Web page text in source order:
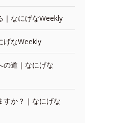
｜なにげなWeekly
げなWeekly
の道｜なにげな
すか？｜なにげな